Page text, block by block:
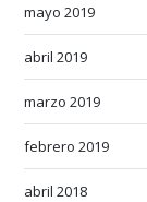
mayo 2019
abril 2019
marzo 2019
febrero 2019
abril 2018